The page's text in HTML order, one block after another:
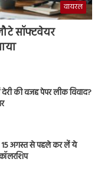
वायरल
सॉफ्टवेयर
की वजह पेपर लीक विवाद?
15 अगस्त से पहले कर लें ये